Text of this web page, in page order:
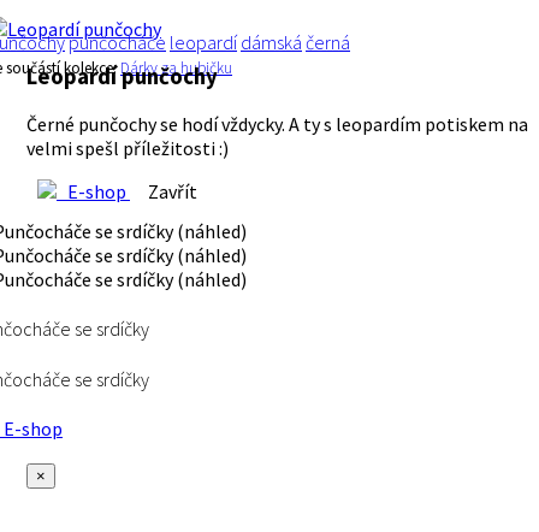
punčocháče leopardí dámská černá
součástí kolekce:Dárky za hubičku
Leopardí punčochy
Černé punčochy se hodí vždycky. A ty s leopardím potiskem na
velmi spešl příležitosti :)
E-shop
Zavřít
se srdíčky
se srdíčky
shop
×